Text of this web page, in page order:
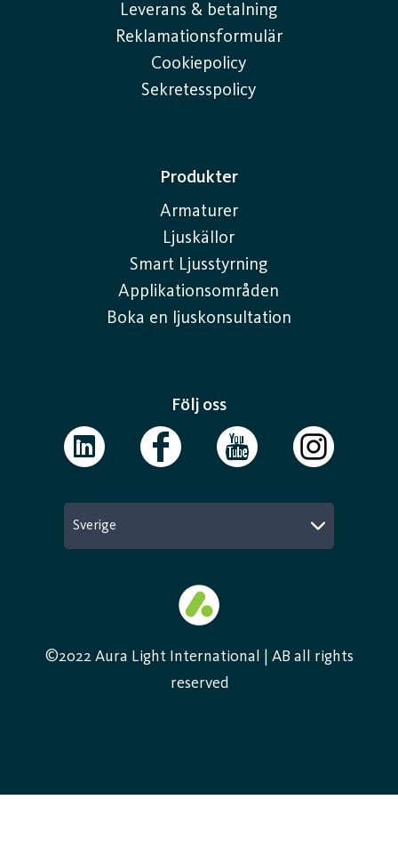
Leverans & betalning
Reklamationsformulär
Cookiepolicy
Sekretesspolicy
Produkter
Armaturer
Ljuskällor
Smart Ljusstyrning
Applikationsområden
Boka en ljuskonsultation
Följ oss
Sverige
©2022 Aura Light International | AB all rights
reserved